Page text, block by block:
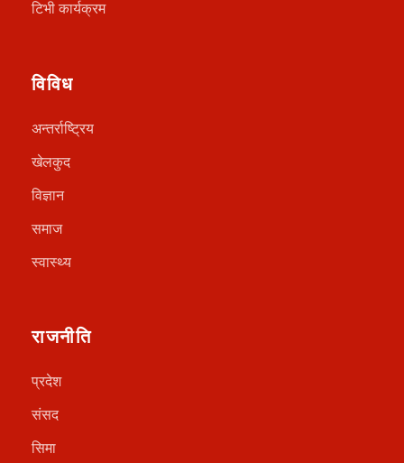
टिभी कार्यक्रम
विविध
अन्तर्राष्ट्रिय
खेलकुद
विज्ञान
समाज
स्वास्थ्य
राजनीति
प्रदेश
संसद
सिमा